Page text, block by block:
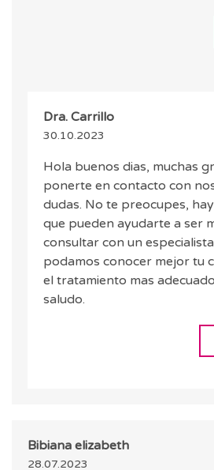
Dra. Carrillo
30.10.2023
Hola buenos dias, muchas
ponerte en contacto con
dudas. No te preocupes,
que pueden ayudarte a ser
consultar con un
podamos conocer mejor tu
el tratamiento mas
saludo.
Bibiana elizabeth
28.07.2023